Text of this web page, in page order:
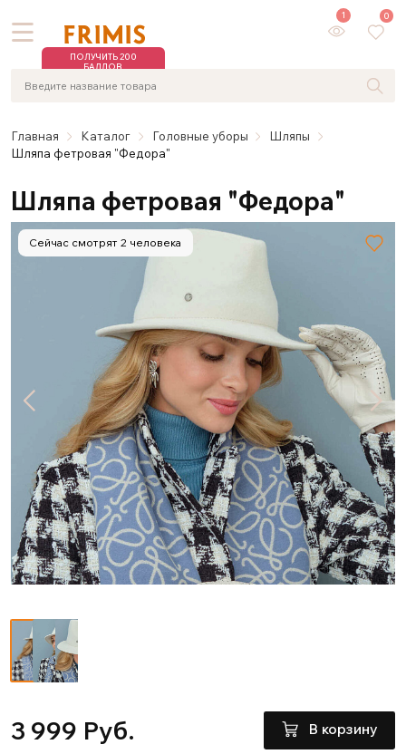
ПОЛУЧИТЬ 200
БАЛЛОВ
1 0
Главная Каталог Головные уборы
Шляпы
Шляпа фетровая "Федора"
Шляпа фетровая "Федора"
Сейчас смотрят 2 человека
3 999 Руб. В корзину